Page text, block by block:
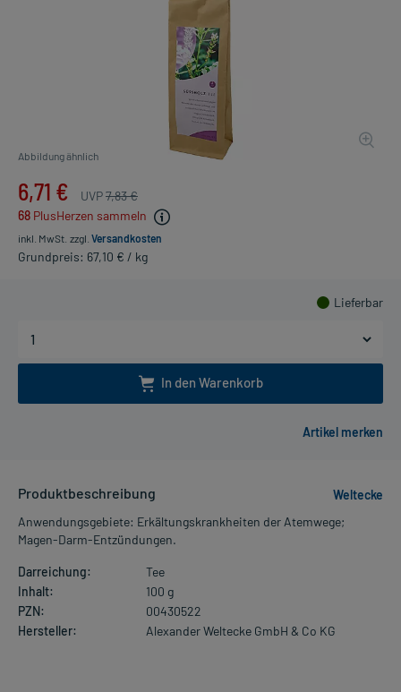
Abbildung ähnlich
6,71 € UVP7,83 €
68 PlusHerzen sammeln
inkl. MwSt. zzgl. Versandkosten
Grundpreis: 67,10 € / kg
Lieferbar
In den Warenkorb
Produktbeschreibung
Weltecke
Anwendungsgebiete: Erkältungskrankheiten der Atemwege;
Magen-Darm-Entzündungen.
Darreichung:
Tee
Inhalt:
100 g
PZN:
00430522
Hersteller:
Alexander Weltecke GmbH & Co KG